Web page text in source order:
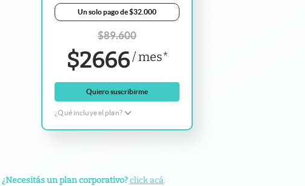
Un solo pago de $32.000
$89.600
$2666/mes*
Quiero suscribirme
¿Qué incluye el plan?
¿Necesitás un plan corporativo?click acá.